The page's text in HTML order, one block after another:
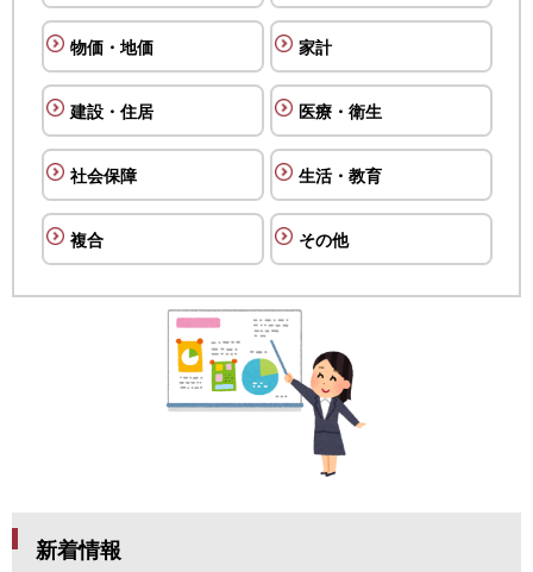
物価・地価 家計
建設・住居 医療・衛生
社会保障 生活・教育
複合 その他
新着情報